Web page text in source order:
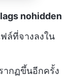
nohidden
ล์ที่จางลงใน
กฏขึ้นอีกครั้ง